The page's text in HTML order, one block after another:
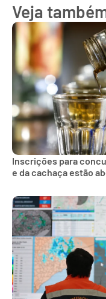
Veja
Inscrições para
e da cachaça estão